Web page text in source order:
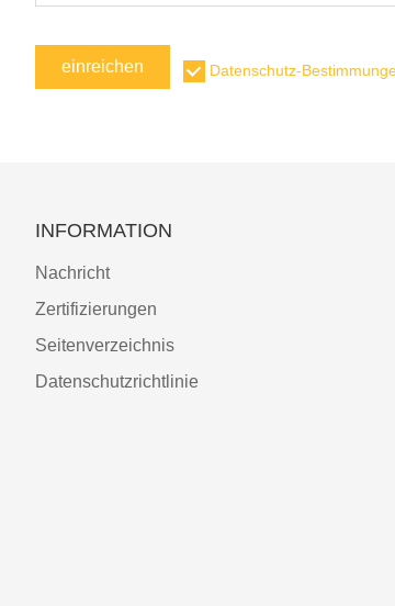
einreichen Datenschutz-
INFORMATION
Nachricht
Zertifizierungen
Seitenverzeichnis
Datenschutzrichtlinie